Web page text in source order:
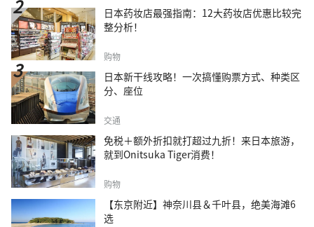
日本药妆店最强指南：12大药妆店优惠比较完
整分析！
购物
日本新干线攻略！一次搞懂购票方式、种类区
分、座位
交通
免税＋额外折扣就打超过九折！来日本旅游，
就到Onitsuka Tiger消费！
购物
【东京附近】神奈川县＆千叶县，绝美海滩6
选